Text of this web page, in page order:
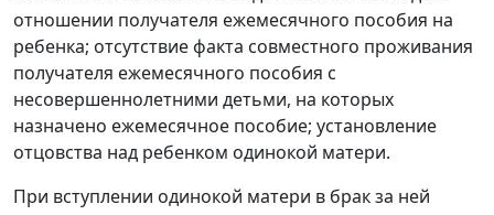
отношении получателя ежемесячного пособия на
ребенка; отсутствие факта совместного проживания
получателя ежемесячного пособия с
несовершеннолетними детьми, на которых
назначено ежемесячное пособие; установление
отцовства над ребенком одинокой матери.
При вступлении одинокой матери в брак за ней